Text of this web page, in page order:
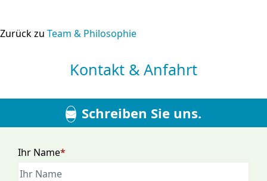
Zurück zu Team & Philosophie
Kontakt & Anfahrt
Schreiben Sie uns.
Pflichtfeld
Ihr Name*